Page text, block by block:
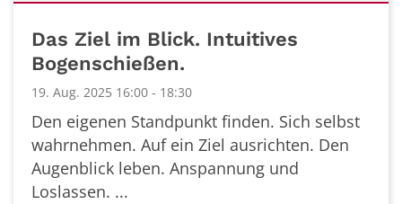
Das Ziel im Blick. Intuitives
Bogenschießen.
19. Aug. 2025 16:00 - 18:30
Den eigenen Standpunkt finden. Sich selbst
wahrnehmen. Auf ein Ziel ausrichten. Den
Augenblick leben. Anspannung und
Loslassen. ...